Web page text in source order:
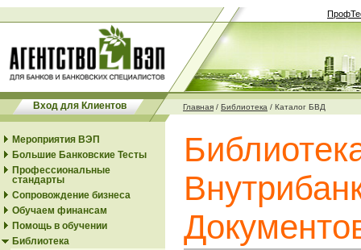
Вход для Клиентов Главная / Библиотека / Каталог БВД
Мероприятия ВЭП
Большие Банковские Тесты
Профессиональные
стандарты
Сопровождение бизнеса
Обучаем финансам
Помощь в обучении
Библиотека